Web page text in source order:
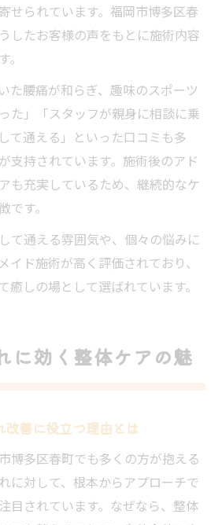
せられています。福岡市博多区春
したお客様の声をもとに施術内容
た腰痛が和らぎ、趣味のスポーツ
た」「スタッフが親身に相談に乗
て通える」といった口コミも多
支持されています。施術後のアド
も充実しているため、継続的なケ
です。
て通える雰囲気や、個々の悩みに
イド施術が高く評価されており、
癒しの場として選ばれています。
に効く整体ケアの魅
善に役立つ理由とは
博多区春町でも多くの方が抱える
に対して、根本からアプローチで
目されています。なぜなら、整体